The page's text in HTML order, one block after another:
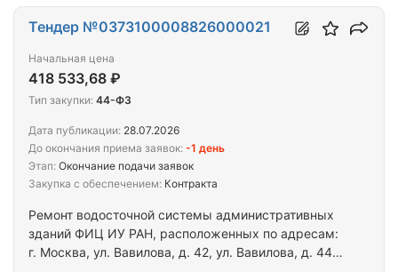
Ремонт водосточной системы административных
зданий ФИЦ ИУ РАН, расположенных по адресам:
г. Москва, ул. Вавилова, д. 42, ул. Вавилова, д. 44
Тендер №0373100008826000021
Начальная цена
418 533,68 ₽
Тип закупки: 44-ФЗ
Дата публикации: 28.07.2026
До окончания приема заявок: -1 день
Этап: Окончание подачи заявок
Закупка с обеспечением: Контракта